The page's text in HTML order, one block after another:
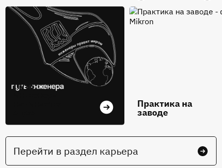
Путь
инженера
Практика на
заводе
Перейти в раздел карьера